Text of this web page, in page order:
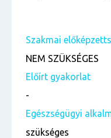
Szakmai
NEM SZÜKSÉGES
Előírt gyakorlat
-
Egészségügyi
szükséges